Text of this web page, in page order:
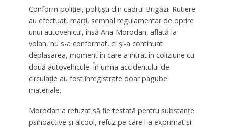
Conform poliţiei, poliţişti din cadrul Brigăzii Rutiere
au efectuat, marţi, semnal regulamentar de oprire
unui autovehicul, însă Ana Morodan, aflată la
volan, nu s-a conformat, ci şi-a continuat
deplasarea, moment în care a intrat în coliziune cu
două autovehicule. În urma accidentului de
circulaţie au fost înregistrate doar pagube
materiale.
Morodan a refuzat să fie testată pentru substanţe
psihoactive şi alcool, refuz pe care l-a exprimat şi